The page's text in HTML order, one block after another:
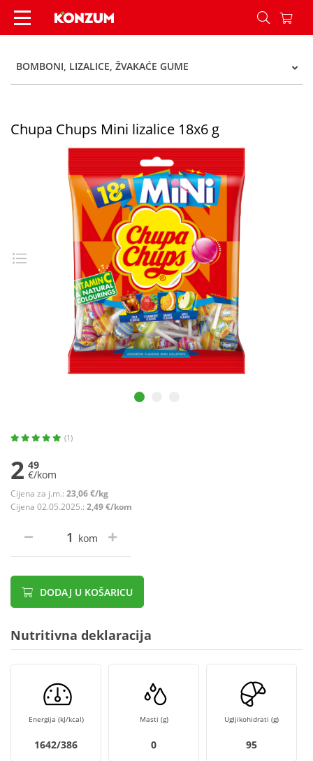
Chupa Chups Mini lizalice 18x6 g - Konzum
BOMBONI, LIZALICE, ŽVAKAĆE GUME
Chupa Chups Mini lizalice 18x6 g
(1)
2 49
€/kom
Cijena za j.m.: 23,06 €/kg
Cijena 02.05.2025.: 2,49 €/kom
kom
DODAJ U KOŠARICU
Nutritivna deklaracija
Energija (kJ/kcal)
1642/386
Masti (g)
0
Ugljikohidrati (g)
95